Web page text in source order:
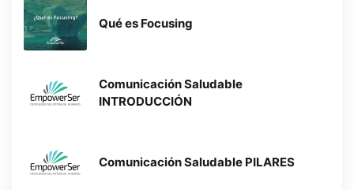
Qué es Focusing
Comunicación Saludable
INTRODUCCIÓN
Comunicación Saludable PILARES